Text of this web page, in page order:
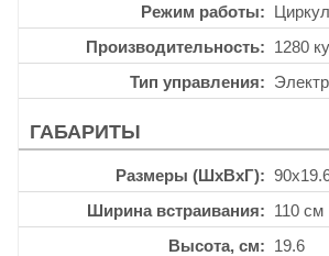
Режим работы
Производительность
1280
Тип управления
ГАБАРИТЫ
Размеры (ШхВхГ)
Ширина встраивания
110 см
Высота, см
19.6